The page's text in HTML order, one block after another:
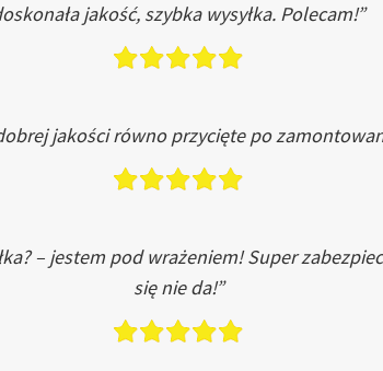
jakość, szybka wysyłka. Polecam!”
jakości równo przycięte po
– jestem pod wrażeniem! Super
się nie da!”